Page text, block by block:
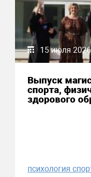
15 июля 2026
Выпуск
спорта,
здорового
психология